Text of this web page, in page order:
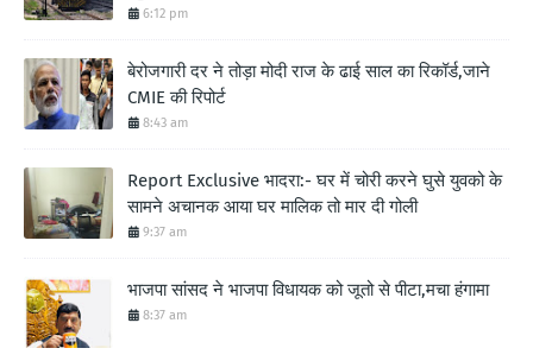
6:12 pm
बेरोजगारी दर ने तोड़ा मोदी राज के ढाई साल का रिकॉर्ड,जाने
CMIE की रिपोर्ट
8:43 am
Report Exclusive भादरा:- घर में चोरी करने घुसे युवको के
सामने अचानक आया घर मालिक तो मार दी गोली
9:37 am
भाजपा सांसद ने भाजपा विधायक को जूतो से पीटा,मचा हंगामा
8:37 am